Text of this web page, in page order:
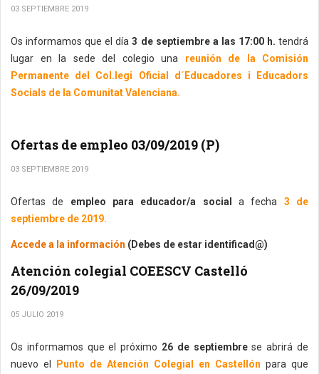
03 SEPTIEMBRE 2019
Os informamos que el día 3 de septiembre a las 17:00 h. tendrá
lugar en la sede del colegio una reunión de la Comisión
Permanente del Col.legi Oficial d´Educadores i Educadors
Socials de la Comunitat Valenciana.
Ofertas de empleo 03/09/2019 (P)
03 SEPTIEMBRE 2019
Ofertas de empleo para educador/a social a fecha 3 de
septiembre de 2019.
Accede a la información (Debes de estar identificad@)
Atención colegial COEESCV Castelló
26/09/2019
05 JULIO 2019
Os informamos que el próximo 26 de septiembrese abrirá de
nuevo el
Punto de Atención Colegial en Castellón para que